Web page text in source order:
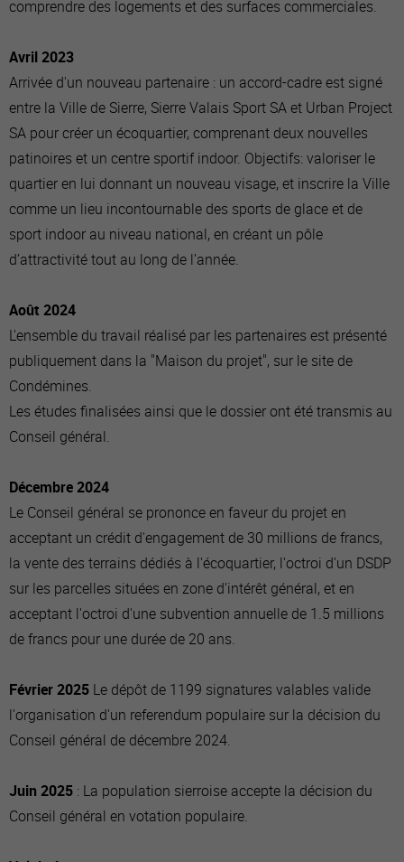
comprendre des logements et des surfaces commerciales.
Avril 2023
Arrivée d'un nouveau partenaire : un accord-cadre est signé
entre la Ville de Sierre, Sierre Valais Sport SA et Urban Project
SA pour créer un écoquartier, comprenant deux nouvelles
patinoires et un centre sportif indoor. Objectifs: valoriser le
quartier en lui donnant un nouveau visage, et inscrire la Ville
comme un lieu incontournable des sports de glace et de
sport indoor au niveau national, en créant un pôle
d’attractivité tout au long de l’année.
Août 2024
L'ensemble du travail réalisé par les partenaires est présenté
publiquement dans la "Maison du projet", sur le site de
Condémines.
Les études finalisées ainsi que le dossier ont été transmis au
Conseil général.
Décembre 2024
Le Conseil général se prononce en faveur du projet en
acceptant un crédit d'engagement de 30 millions de francs,
la vente des terrains dédiés à l'écoquartier, l'octroi d'un DSDP
sur les parcelles situées en zone d'intérêt général, et en
acceptant l'octroi d'une subvention annuelle de 1.5 millions
de francs pour une durée de 20 ans.
Février 2025 Le dépôt de 1199 signatures valables valide
l'organisation d'un referendum populaire sur la décision du
Conseil général de décembre 2024.
Juin 2025 : La population sierroise accepte la décision du
Conseil général en votation populaire.